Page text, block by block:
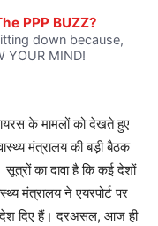
के मामलों को देखते हुए
मंत्रालय की बड़ी बैठक
का दावा है कि कई देशों
मंत्रालय ने एयरपोर्ट पर
दिए हैं। दरअसल, आज ही